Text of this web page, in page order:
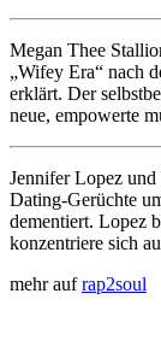
Megan Thee
„Wifey Era“ nach
erklärt. Der
neue, empowerte
Jennifer Lopez
Dating-Gerüchte
dementiert. Lopez
konzentriere sich
mehr aufrap2soul